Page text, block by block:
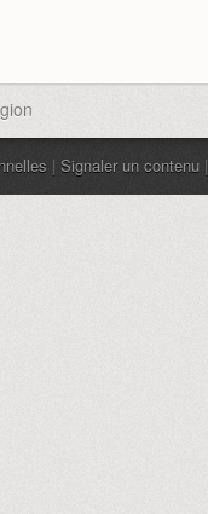
| Signaler un contenu |